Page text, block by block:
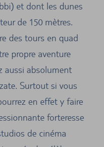
et dont les dunes
de 150 mètres.
des tours en quad
propre aventure
aussi absolument
Surtout si vous
en effet y faire
forteresse
de cinéma